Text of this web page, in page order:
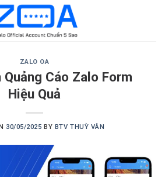
ZALO OA
Quảng Cáo Zalo Form
Hiệu Quả
30/05/2025 BY BTV THUỲ VÂN